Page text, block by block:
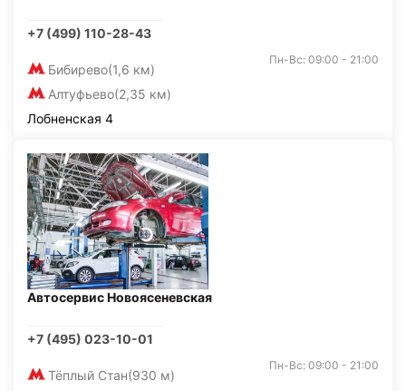
+7 (499) 110-28-43
Бибирево(1,6 км)
Алтуфьево(2,35 км)
Пн-Вс: 09:00 - 21:00
Лобненская 4
Автосервис Новоясеневская
+7 (495) 023-10-01
Тёплый Стан(930 м)
Пн-Вс: 09:00 - 21:00